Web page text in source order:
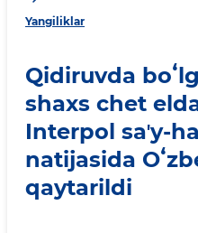
Yangiliklar
Qidiruvda
shaxs chet
Interpol saʼy-
natijasida
qaytarildi